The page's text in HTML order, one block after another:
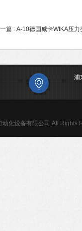
篇 : A-10德国威卡WIKA压力
浦
动化设备有限公司 All Rights